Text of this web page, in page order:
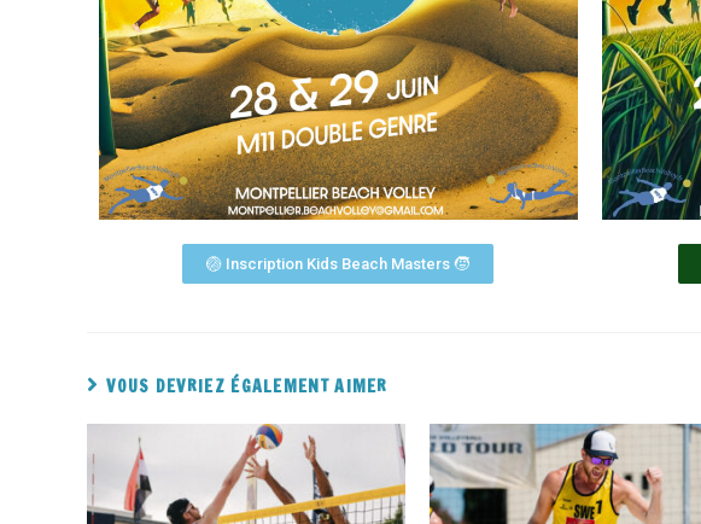
🏐 Inscription Kids Beach Masters 🧒
VOUS DEVRIEZ ÉGALEMENT AIMER